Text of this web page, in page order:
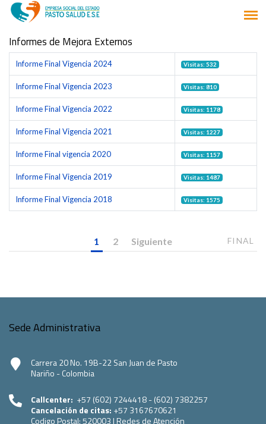
Informes de Mejora Externos
Informe Final Vigencia 2024 Visitas: 532
Informe Final Vigencia 2023 Visitas: 810
Informe Final Vigencia 2022 Visitas: 1178
Informe Final Vigencia 2021 Visitas: 1227
Informe Final vigencia 2020 Visitas: 1157
Informe Final Vigencia 2019 Visitas: 1487
Informe Final Vigencia 2018 Visitas: 1575
1 2 Siguiente FINAL
Sede Administrativa
Carrera 20 No. 19B-22 San Juan de Pasto
Nariño - Colombia
Callcenter: +57 (602) 7244418 - (602) 7382257
Cancelación de citas: +57 3167670621
Codigo Postal:520003 | Redes de Atención